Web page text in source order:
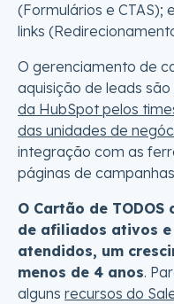
(Formulários e CTAS);
links
O gerenciamento de
aquisição de leads são
da HubSpot pelos
das unidades de
integração com as
páginas de
O Cartão de
de afiliados ativos e
atendidos, um
menos de 4 anos.
alguns recursos do